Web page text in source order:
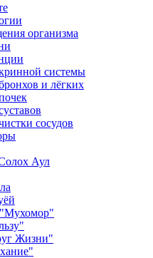
организма
системы
и лёгких
сосудов
Аул
Жизни"